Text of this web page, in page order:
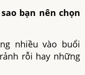
bạn nên chọn
nhiều vào buổi
rỗi hay những